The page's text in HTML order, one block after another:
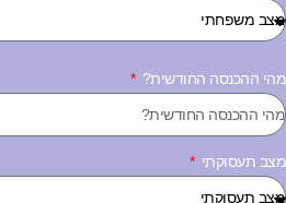
ההכנסה החודשית?
תעסוקתי